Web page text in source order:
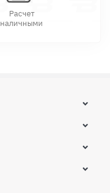
Расчет
наличными